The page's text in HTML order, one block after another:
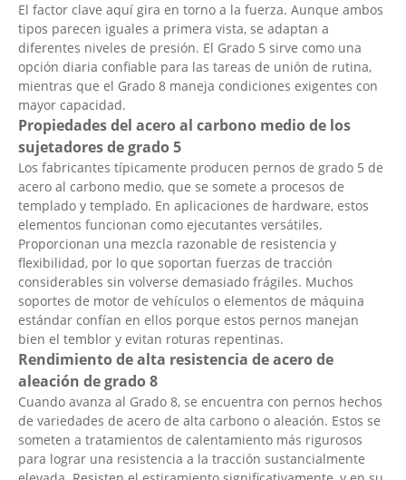
El factor clave aquí gira en torno a la fuerza. Aunque ambos
tipos parecen iguales a primera vista, se adaptan a
diferentes niveles de presión. El Grado 5 sirve como una
opción diaria confiable para las tareas de unión de rutina,
mientras que el Grado 8 maneja condiciones exigentes con
mayor capacidad.
Propiedades del acero al carbono medio de los
sujetadores de grado 5
Los fabricantes típicamente producen pernos de grado 5 de
acero al carbono medio, que se somete a procesos de
templado y templado. En aplicaciones de hardware, estos
elementos funcionan como ejecutantes versátiles.
Proporcionan una mezcla razonable de resistencia y
flexibilidad, por lo que soportan fuerzas de tracción
considerables sin volverse demasiado frágiles. Muchos
soportes de motor de vehículos o elementos de máquina
estándar confían en ellos porque estos pernos manejan
bien el temblor y evitan roturas repentinas.
Rendimiento de alta resistencia de acero de
aleación de grado 8
Cuando avanza al Grado 8, se encuentra con pernos hechos
de variedades de acero de alta carbono o aleación. Estos se
someten a tratamientos de calentamiento más rigurosos
para lograr una resistencia a la tracción sustancialmente